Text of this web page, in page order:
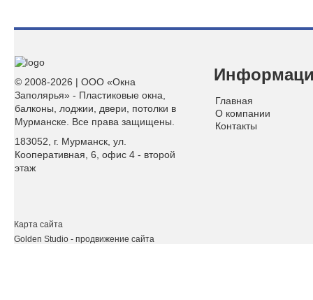
© 2008-2026 | ООО «Окна
Заполярья» - Пластиковые окна,
балконы, лоджии, двери, потолки в
Мурманске. Все права защищены.
183052, г. Мурманск, ул.
Кооперативная, 6, офис 4 - второй
этаж
Главная
О компании
Контакты
Карта сайта
Golden Studio - продвижение сайта